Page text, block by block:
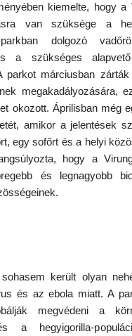
kiemelte, hogy a
van szüksége a
dolgozó
a szükséges alapvető
parkot márciusban
megakadályozására,
okozott. Áprilisban még
amikor a jelentések
egy sofőrt és a helyi
hogy a
és legnagyobb
került olyan
és az ebola miatt. A
megvédeni a
a hegyigorilla-